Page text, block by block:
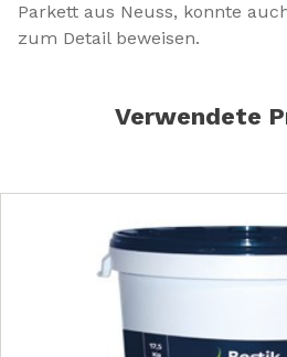
Parkett aus Neuss, konnte
zum Detail beweisen.
Verwendete